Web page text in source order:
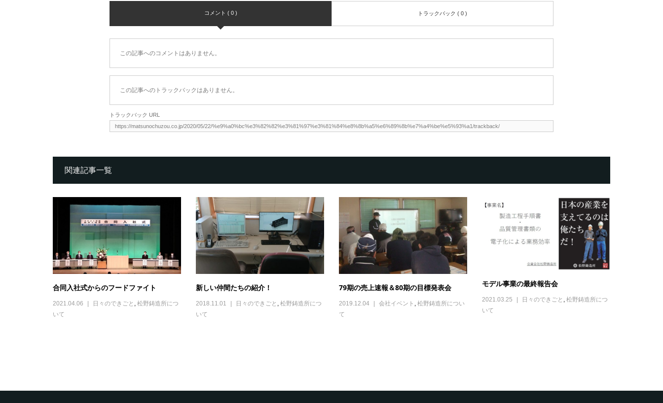
コメント ( 0 ) トラックバック ( 0 )
この記事へのコメントはありません。
この記事へのトラックバックはありません。
トラックバック URL
関連記事一覧
合同入社式からのフードファイト
2021.04.06 日々のできごと
松野鋳造所につ
いて
新しい仲間たちの紹介！
2018.11.01 日々のできごと , 松野鋳造所につ
いて
79期の売上速報＆80期の目標発表会
2019.12.04 会社イベント
松野鋳造所につい
て
モデル事業の最終報告会
2021.03.25 日々のできごと
松野鋳造所につ
いて